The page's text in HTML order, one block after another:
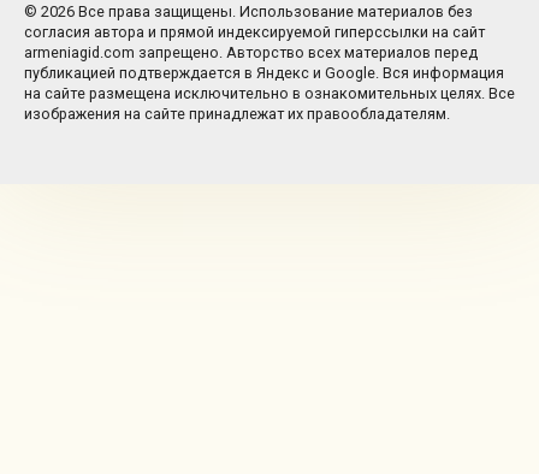
© 2026 Все права защищены. Использование материалов без
согласия автора и прямой индексируемой гиперссылки на сайт
armeniagid.com запрещено. Авторство всех материалов перед
публикацией подтверждается в Яндекс и Google. Вся информация
на сайте размещена исключительно в ознакомительных целях. Все
изображения на сайте принадлежат их правообладателям.